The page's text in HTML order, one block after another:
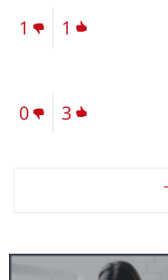
1
1
3
0